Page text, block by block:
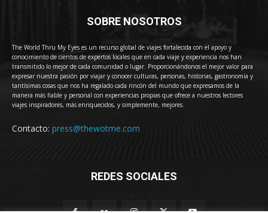
SOBRE NOSOTROS
The World Thru My Eyes es un recurso global de viajes fortalecida con el apoyo y
conocimiento de cientos de expertos locales que en cada viaje y experiencia nos han
transmitido lo mejor de cada comunidad o lugar. Proporcionándonos el mejor valor para
expresar nuestra pasión por viajar y conocer culturas, personas, historias, gastronomía y
tantísimas cosas que nos ha regalado cada rincón del mundo que expresamos de la
manera más fiable y personal con experiencias propias que ofrece a nuestros lectores
viajes inspiradores, más enriquecidos, y simplemente, mejores.
Contacto: press@thewotme.com
REDES SOCIALES